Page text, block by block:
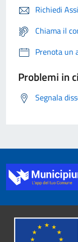
Richiedi
Chiama il
Prenota un
Problemi in
Segnala